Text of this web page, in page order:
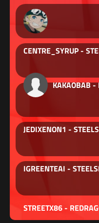
CENTRE_SYRUP -
KAKAOBAB -
JEDIXENON1 -
IGREENTEAI -
STREETX86 -